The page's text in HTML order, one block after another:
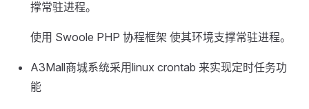
撑常驻进程。
使用 Swoole PHP 协程框架 使其环境支撑常驻进程。
A3Mall商城系统采用linux crontab 来实现定时任务功
能